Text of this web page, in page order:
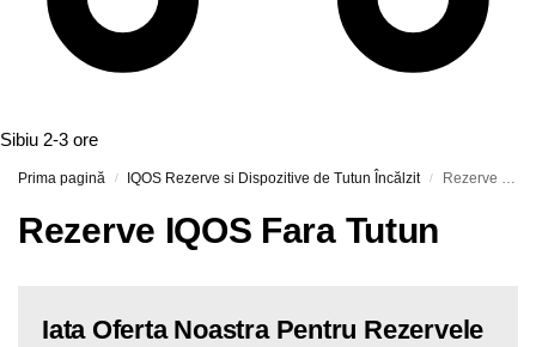
Sibiu 2-3 ore
Prima pagină / IQOS Rezerve si Dispozitive de Tutun Încălzit / Rezerve IQOS Fara Tutun
Rezerve IQOS Fara Tutun
Iata Oferta Noastra Pentru Rezervele